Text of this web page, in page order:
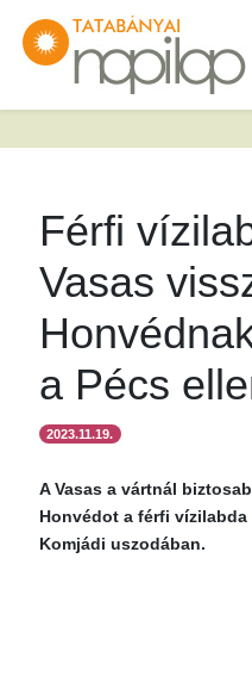
Férfi
Vasas
a Pécs
2023.11.19.
A Vasas a vártnál
Honvédot a férfi
Komjádi uszodában.